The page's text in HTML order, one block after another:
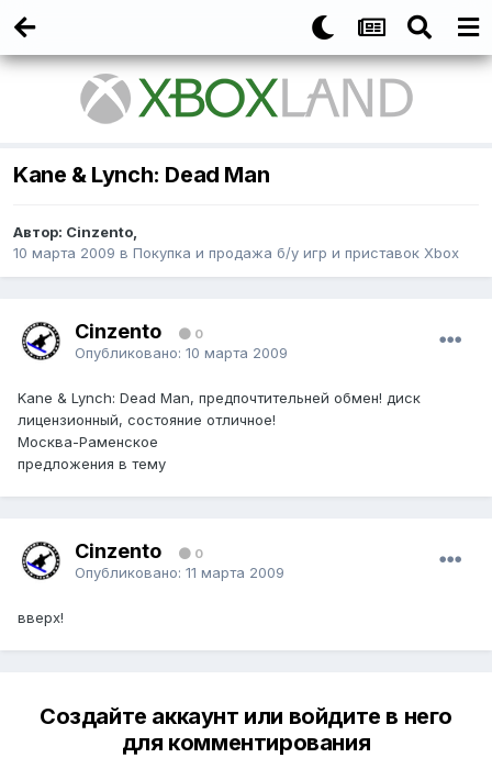
Kane & Lynch: Dead Man
Автор: Cinzento,
10 марта 2009 в Покупка и продажа б/у игр и приставок Xbox
Cinzento 0
Опубликовано: 10 марта 2009
Kane & Lynch: Dead Man, предпочтительней обмен! диск
лицензионный, состояние отличное!
Москва-Раменское
предложения в тему
Cinzento 0
Опубликовано: 11 марта 2009
вверх!
Создайте аккаунт или войдите в него
для комментирования